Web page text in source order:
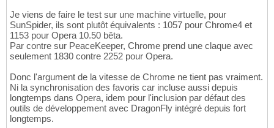
Je viens de faire le test sur une machine virtuelle, pour
SunSpider, ils sont plutôt équivalents : 1057 pour Chrome4 et
1153 pour Opera 10.50 bêta.
Par contre sur PeaceKeeper, Chrome prend une claque avec
seulement 1830 contre 2252 pour Opera.
Donc l'argument de la vitesse de Chrome ne tient pas vraiment.
Ni la synchronisation des favoris car incluse aussi depuis
longtemps dans Opera, idem pour l'inclusion par défaut des
outils de développement avec DragonFly intégré depuis fort
longtemps.